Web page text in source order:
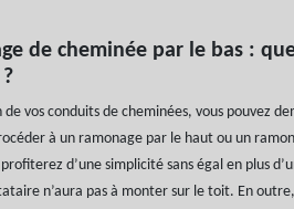
de cheminée par le bas :
de vos conduits de cheminées, vous pouvez
à un ramonage par le haut ou un
d’une simplicité sans égal en plus
n’aura pas à monter sur le toit. En